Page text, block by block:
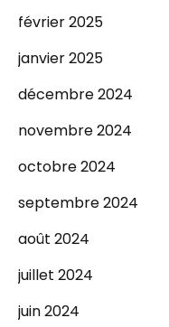
février 2025
janvier 2025
décembre 2024
novembre 2024
octobre 2024
septembre 2024
août 2024
juillet 2024
juin 2024